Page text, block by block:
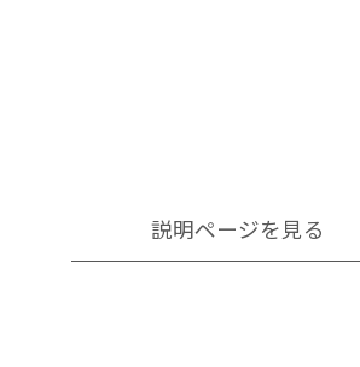
説明ページを見る